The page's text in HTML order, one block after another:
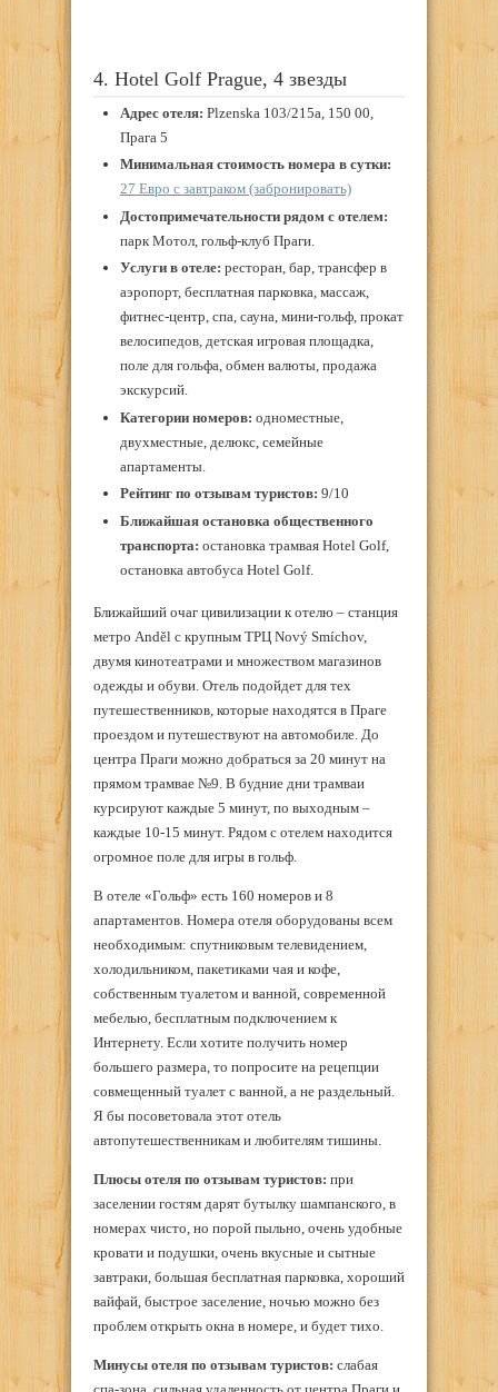
4. Hotel Golf Prague, 4 звезды
Адрес отеля: Plzenska 103/215a, 150 00,
Прага 5
Минимальная стоимость номера в сутки:
27 Евро с завтраком (забронировать)
Достопримечательности рядом с отелем:
парк Мотол, гольф-клуб Праги.
Услуги в отеле: ресторан, бар, трансфер в
аэропорт, бесплатная парковка, массаж,
фитнес-центр, спа, сауна, мини-гольф, прокат
велосипедов, детская игровая площадка,
поле для гольфа, обмен валюты, продажа
экскурсий.
Категории номеров: одноместные,
двухместные, делюкс, семейные
апартаменты.
Рейтинг по отзывам туристов: 9/10
Ближайшая остановка общественного
транспорта: остановка трамвая Hotel Golf,
остановка автобуса Hotel Golf.
Ближайший очаг цивилизации к отелю – станция
метро Anděl с крупным ТРЦ Nový Smíchov,
двумя кинотеатрами и множеством магазинов
одежды и обуви. Отель подойдет для тех
путешественников, которые находятся в Праге
проездом и путешествуют на автомобиле. До
центра Праги можно добраться за 20 минут на
прямом трамвае №9. В будние дни трамваи
курсируют каждые 5 минут, по выходным –
каждые 10-15 минут. Рядом с отелем находится
огромное поле для игры в гольф.
В отеле «Гольф» есть 160 номеров и 8
апартаментов. Номера отеля оборудованы всем
необходимым: спутниковым телевидением,
холодильником, пакетиками чая и кофе,
собственным туалетом и ванной, современной
мебелью, бесплатным подключением к
Интернету. Если хотите получить номер
большего размера, то попросите на рецепции
совмещенный туалет с ванной, а не раздельный.
Я бы посоветовала этот отель
автопутешественникам и любителям тишины.
Плюсы отеля по отзывам туристов: при
заселении гостям дарят бутылку шампанского, в
номерах чисто, но порой пыльно, очень удобные
кровати и подушки, очень вкусные и сытные
завтраки, большая бесплатная парковка, хороший
вайфай, быстрое заселение, ночью можно без
проблем открыть окна в номере, и будет тихо.
Минусы отеля по отзывам туристов: слабая